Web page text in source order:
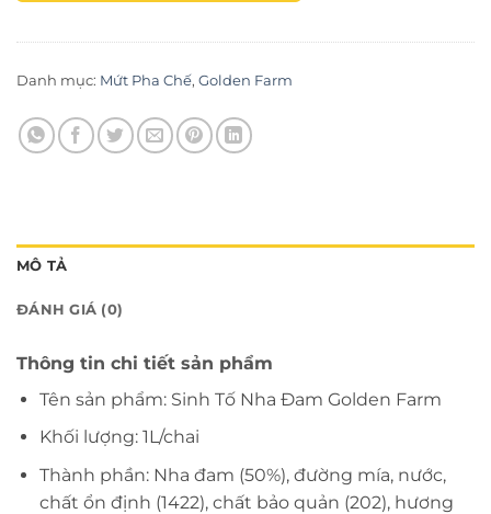
Danh mục: Mứt Pha Chế, Golden Farm
MÔ TẢ
ĐÁNH GIÁ (0)
Thông tin chi tiết sản phẩm
Tên sản phẩm: Sinh Tố Nha Đam Golden Farm
Khối lượng: 1L/chai
Thành phần: Nha đam (50%), đường mía, nước,
chất ổn định (1422), chất bảo quản (202), hương